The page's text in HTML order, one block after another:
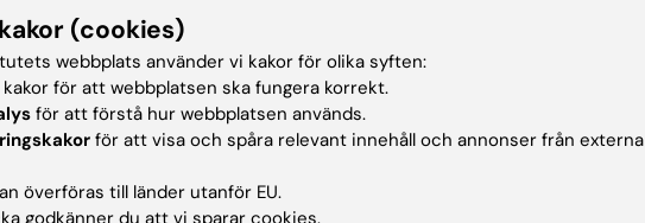
i cellens
24 jun 2026
Hur mitokondrier
proteinfabriker
AI hjälper till att hitta
(cookies)
webbplats använder vi kakor för olika syften:
kakor för att webbplatsen ska fungera korrekt.
för att förstå hur webbplatsen används.
för att visa och spåra relevant innehåll och annonser från externa
överföras till länder utanför EU.
godkänner du att vi sparar cookies.